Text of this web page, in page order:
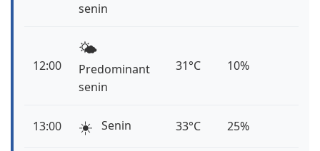
senin
12:00
🌤️
Predominant
senin
31°C 10%
13:00 ☀️ Senin 33°C 25%